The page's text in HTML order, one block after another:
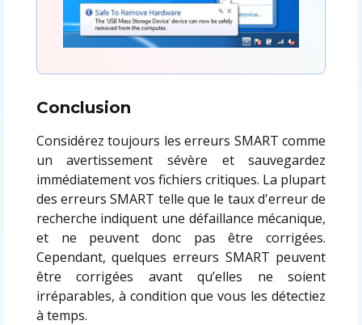
Conclusion
Considérez toujours les erreurs SMART comme
un avertissement sévère et sauvegardez
immédiatement vos fichiers critiques. La plupart
des erreurs SMART telle que le taux d'erreur de
recherche indiquent une défaillance mécanique,
et ne peuvent donc pas être corrigées.
Cependant, quelques erreurs SMART peuvent
être corrigées avant qu’elles ne soient
irréparables, à condition que vous les détectiez
à temps.